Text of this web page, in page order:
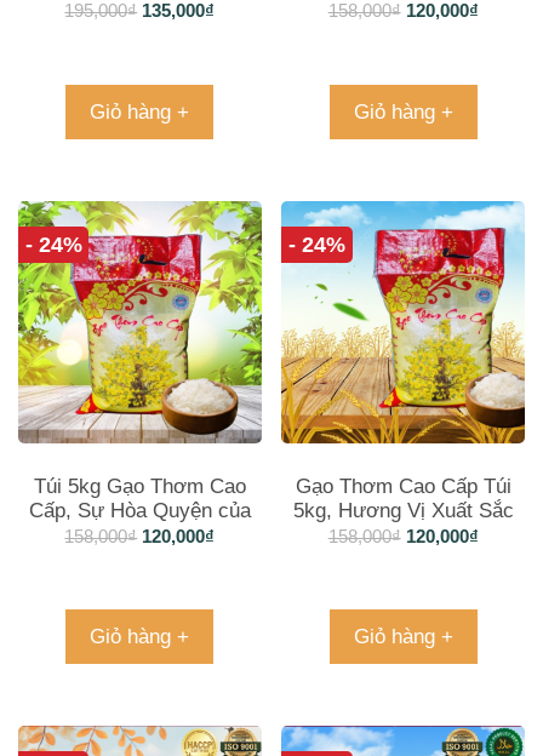
195,000₫ 135,000₫
Giỏ hàng +
158,000₫ 120,000₫
Giỏ hàng +
- 24%
Túi 5kg Gạo Thơm Cao
Cấp, Sự Hòa Quyện của
Hương Vị
158,000₫ 120,000₫
Giỏ hàng +
- 24%
Gạo Thơm Cao Cấp Túi
5kg, Hương Vị Xuất Sắc
158,000₫ 120,000₫
Giỏ hàng +